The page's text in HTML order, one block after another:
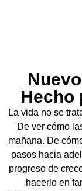
Hecho
La vida no se
De ver cómo
mañana. De
pasos hacia
progreso de
hacerlo en